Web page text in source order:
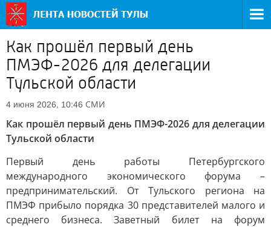
Как прошёл первый день
ПМЭФ-2026 для делегации
Тульской области
4 июня 2026, 10:46 СМИ
Как прошёл первый день ПМЭФ-2026 для делегации
Тульской области
Первый день работы Петербургского
международного экономического форума –
предпринимательский. От Тульского региона на
ПМЭФ прибыло порядка 30 представителей малого и
среднего бизнеса. Заветный билет на форум